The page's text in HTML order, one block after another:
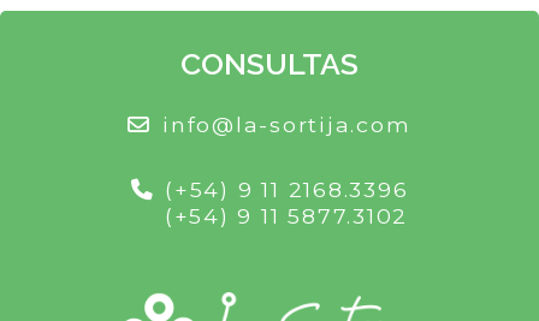
CONSULTAS
info@la-sortija.com
(+54) 9 11 2168.3396
(+54) 9 11 5877.3102